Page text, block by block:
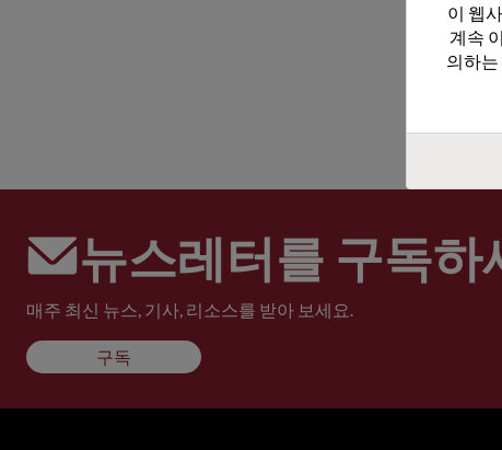
뉴스레터를 구독하
매주 최신 뉴스, 기사, 리소스를 받아 보세요.
구독
이 웹
계속
의하